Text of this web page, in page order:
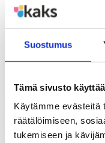
Suostumus
Tämä sivusto
Käytämme evästeitä
räätälöimiseen,
tukemiseen ja
Ei tullut poliisia, tuli
30.12.2025
elää